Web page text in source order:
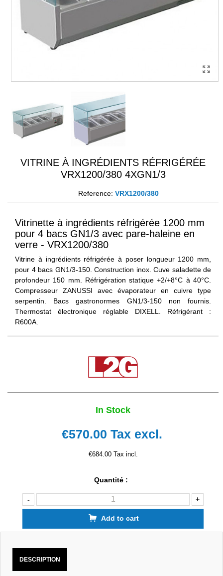
VITRINE À INGRÉDIENTS RÉFRIGÉRÉE
VRX1200/380 4XGN1/3
Reference: VRX1200/380
Vitrinette à ingrédients réfrigérée 1200 mm
pour 4 bacs GN1/3 avec pare-haleine en
verre - VRX1200/380
Vitrine à ingrédients réfrigérée à poser longueur 1200 mm,
pour 4 bacs GN1/3-150. Construction inox. Cuve saladette de
profondeur 150 mm. Réfrigération statique +2/+8°C à 40°C.
Compresseur ZANUSSI avec évaporateur en cuivre type
serpentin. Bacs gastronormes GN1/3-150 non fournis.
Thermostat électronique réglable DIXELL. Réfrigérant :
R600A.
In Stock
€570.00Tax excl.
€684.00 Tax incl.
Quantité :
- +
Add to cart
DESCRIPTION